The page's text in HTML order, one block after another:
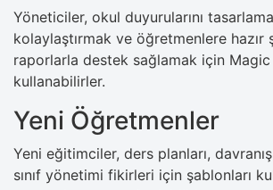
Yöneticiler, okul duyurularını
kolaylaştırmak ve öğretmenlere hazır
raporlarla destek sağlamak için Magic
kullanabilirler.
Yeni Öğretmenler
Yeni eğitimciler, ders planları,
sınıf yönetimi fikirleri için şablonları